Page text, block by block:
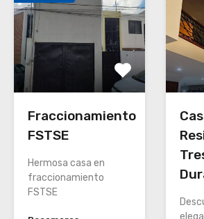
Fraccionamiento
FSTSE
Hermosa casa en
fraccionamiento
FSTSE